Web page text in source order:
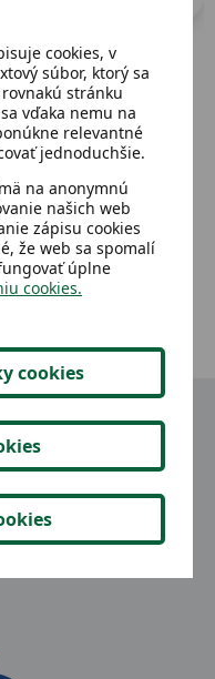
8,00 €
cookies, v
súbor, ktorý sa
stránku
vďaka nemu na
relevantné
jednoduchšie.
na anonymnú
našich web
zápisu cookies
že web sa spomalí
úplne
cookies.
cookies